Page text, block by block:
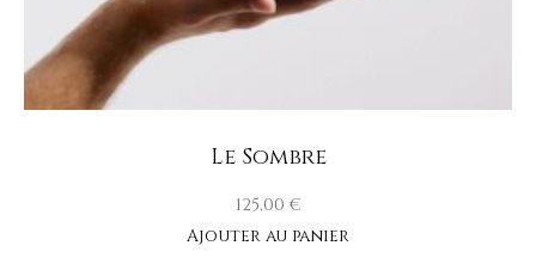
Le Sombre
125,00€
Ajouter au panier